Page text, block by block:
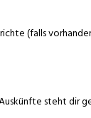
(falls
steht dir